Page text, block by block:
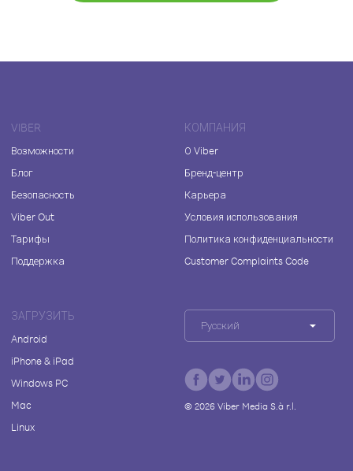
VIBER
Возможности
Блог
Безопасность
Viber Out
Тарифы
Поддержка
КОМПАНИЯ
О Viber
Бренд-центр
Карьера
Условия использования
Политика конфиденциальности
Customer Complaints Code
ЗАГРУЗИТЬ
Android
iPhone & iPad
Windows PC
Mac
Linux
Русский
© 2026Viber Media S.à r.l.